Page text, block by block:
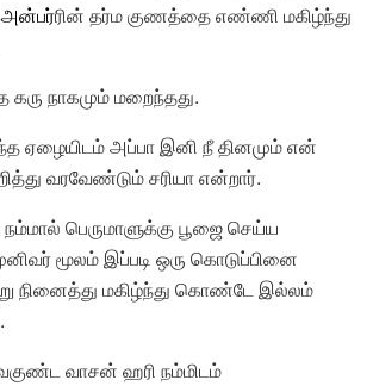
ரின் தர்ம குணத்தை எண்ணி மகிழ்ந்து
கரு நாகமும் மறைந்தது.
ஏழையிடம் அப்பா இனி நீ தினமும் என்
வரவேண்டும் சரியா என்றார்.
பெருமாளுக்கு பூஜை செய்ய
மூலம் இப்படி ஒரு கொடுப்பினை
நினைத்து மகிழ்ந்து கொண்டே இல்லம்
வாசன் ஹரி நம்மிடம்